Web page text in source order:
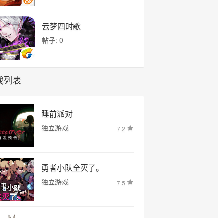
云梦四时歌
帖子: 0
列表
睡前派对
独立游戏 7.2
勇者小队全灭了。
独立游戏 7.5